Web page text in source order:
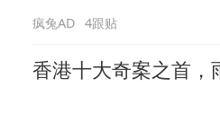
疯兔AD 4跟贴
香港十大奇案之首，